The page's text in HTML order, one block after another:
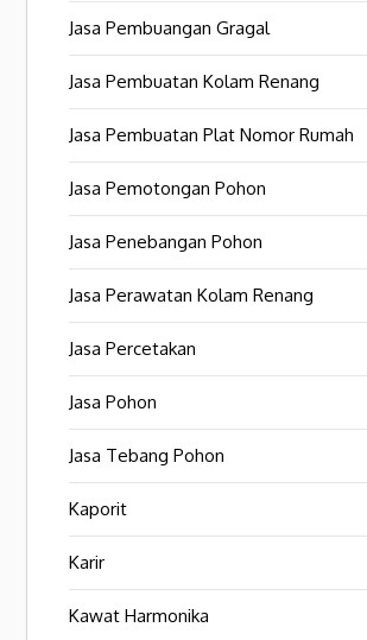
Jasa Pembuangan Gragal
Jasa Pembuatan Kolam Renang
Jasa Pembuatan Plat Nomor Rumah
Jasa Pemotongan Pohon
Jasa Penebangan Pohon
Jasa Perawatan Kolam Renang
Jasa Percetakan
Jasa Pohon
Jasa Tebang Pohon
Kaporit
Karir
Kawat Harmonika